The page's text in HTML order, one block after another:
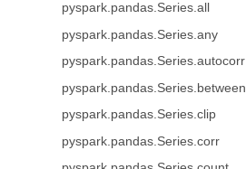
pyspark.pandas.Series.all
pyspark.pandas.Series.any
pyspark.pandas.Series.autocorr
pyspark.pandas.Series.between
pyspark.pandas.Series.clip
pyspark.pandas.Series.corr